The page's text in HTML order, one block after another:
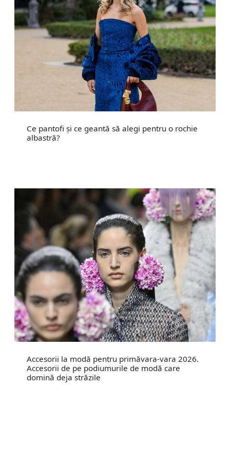
Ce pantofi și ce geantă să alegi pentru o rochie
albastră?
Accesorii la modă pentru primăvara-vara 2026.
Accesorii de pe podiumurile de modă care
domină deja străzile